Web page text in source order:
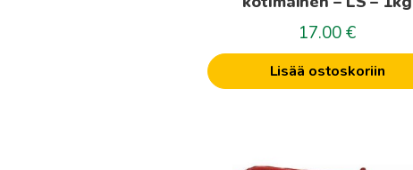
17.00 €
Lisää ostoskoriin